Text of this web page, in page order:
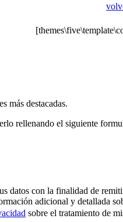
más destacadas.
rellenando el siguiente
con la finalidad de
adicional y detallada
sobre el tratamiento de